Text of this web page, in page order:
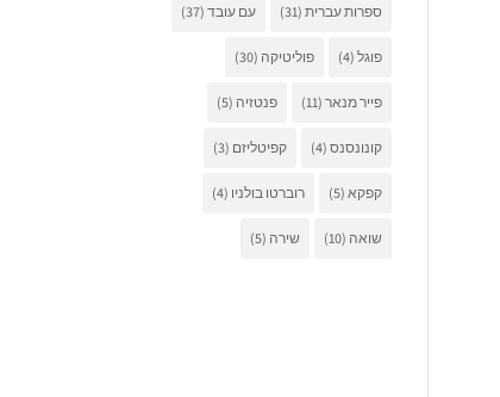
ספרות עברית (31) עם עובד (37)
פוגל (4) פוליטיקה (30)
פייר מנאר (11) פנטזיה (5)
קונונסנס (4) קפיטליזם (3)
קפקא (5) רוברטו בולניו (4)
שואה (10) שירה (5)